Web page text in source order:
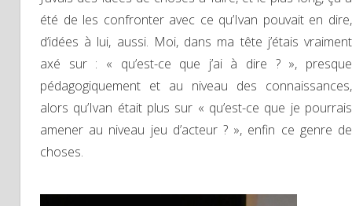
été de les confronter avec ce qu’Ivan pouvait en dire,
d’idées à lui, aussi. Moi, dans ma tête j’étais vraiment
axé sur : « qu’est-ce que j’ai à dire ? », presque
pédagogiquement et au niveau des connaissances,
alors qu’Ivan était plus sur « qu’est-ce que je pourrais
amener au niveau jeu d’acteur ? », enfin ce genre de
choses.